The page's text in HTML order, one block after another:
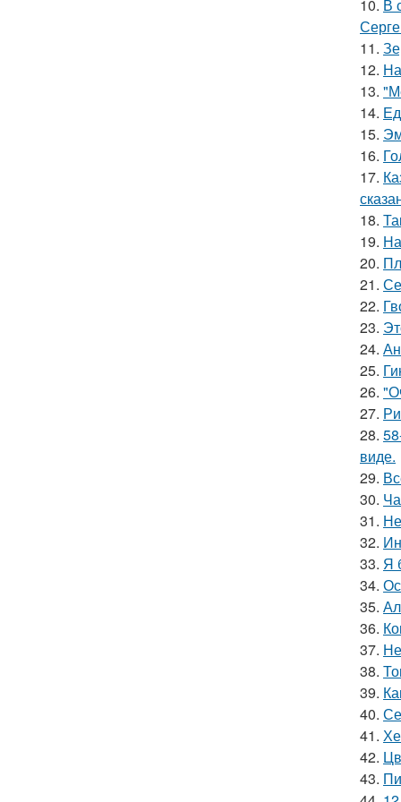
10. В
11.
12.
13.
14.
15.
16.
17.
18.
19.
20.
21.
22.
23.
24.
25.
26.
27.
28.
виде.
29.
30.
31.
32.
33. Я
34.
35.
36.
37.
38.
39.
40.
41.
42.
43.